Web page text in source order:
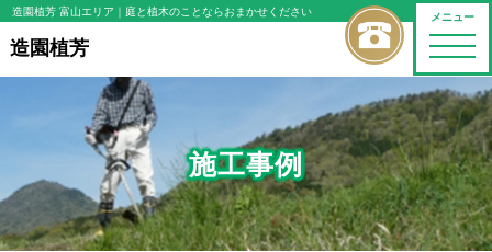
メニュー
toggle
造園植芳 富山エリア ｜庭と植木のことならおまかせください
造園植芳
施工事例